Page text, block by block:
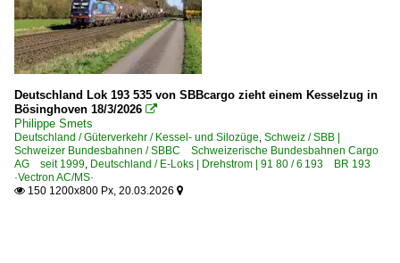
Deutschland Lok 193 535 von SBBcargo zieht einem Kesselzug in
Bösinghoven 18/3/2026 
Philippe Smets
Deutschland / Güterverkehr / Kessel- und Silozüge Schweiz / SBB |
Schweizer Bundesbahnen / SBBC Schweizerische Bundesbahnen Cargo
AG seit 1999 Deutschland / E-Loks | Drehstrom | 91 80 / 6 193 BR 193
·Vectron AC/MS·
 150 1200x800 Px, 20.03.2026 